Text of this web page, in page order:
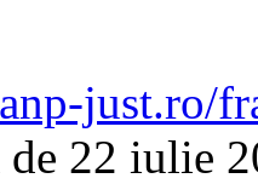
just.ro/
de 22 iulie